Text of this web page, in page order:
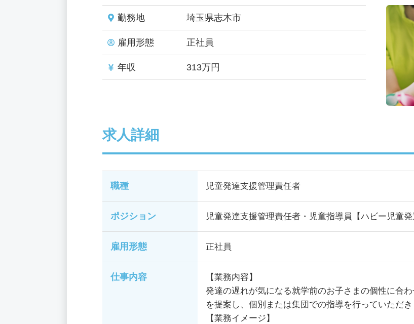
勤務地 埼玉県志木市
雇用形態 正社員
年収 313万円
求人詳細
職種 児童発達支援管理責任者
ポジション 児童発達支援管理責任者・児童指導員【ハビー児童発
雇用形態 正社員
仕事内容
【業務内容】
発達の遅れが気になる就学前のお子さまの個性に合
を提案し、個別または集団での指導を行っていただき
【業務イメージ】